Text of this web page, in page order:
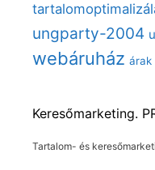
ungparty-2004
webáruház árak
Keresőmarketing.
Tartalom- és